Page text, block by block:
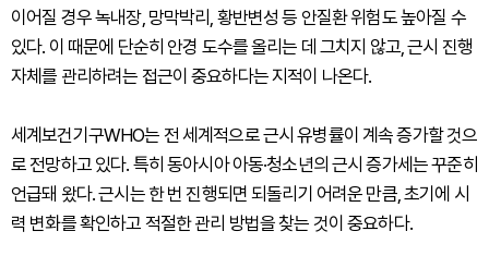
이어질 경우 녹내장, 망막박리, 황반변성 등 안질환 위험도 높아질 수
있다. 이 때문에 단순히 안경 도수를 올리는 데 그치지 않고, 근시 진행
자체를 관리하려는 접근이 중요하다는 지적이 나온다.
세계보건기구WHO는 전 세계적으로 근시 유병률이 계속 증가할 것으
로 전망하고 있다. 특히 동아시아 아동·청소년의 근시 증가세는 꾸준히
언급돼 왔다. 근시는 한 번 진행되면 되돌리기 어려운 만큼, 초기에 시
력 변화를 확인하고 적절한 관리 방법을 찾는 것이 중요하다.